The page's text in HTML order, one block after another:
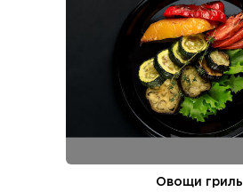
Овощи гриль